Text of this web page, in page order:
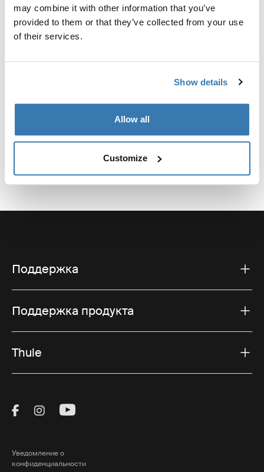
may combine it with other information that you’ve
provided to them or that they’ve collected from your use
of their services.
Show details
Allow all
Customize
Toggle features
Все характеристики
Toggle techspec
Технические характеристики
Поддержка
Поддержка продукта
Thule
Visit Thule on Facebook (external link)
Visit Thule on Instagram (external link)
Visit Thule on Youtube (external
Уведомление о
конфиденциальности